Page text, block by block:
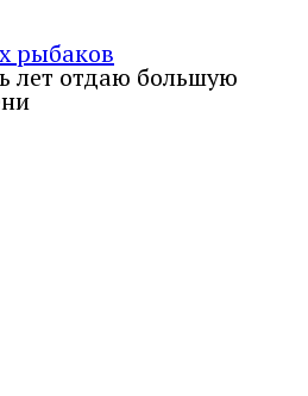
рыбаков
лет отдаю большую